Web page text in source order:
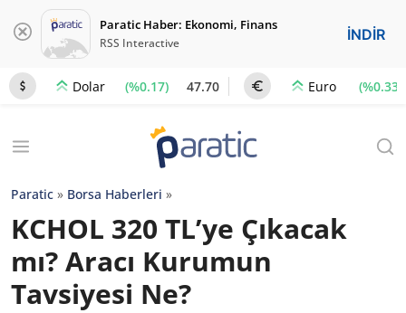
Paratic Haber: Ekonomi, Finans
RSS Interactive İNDİR
Dolar (%0.17) 47.70 Euro (%0.33)
Paratic » Borsa Haberleri »
KCHOL 320 TL’ye Çıkacak
mı? Aracı Kurumun
Tavsiyesi Ne?